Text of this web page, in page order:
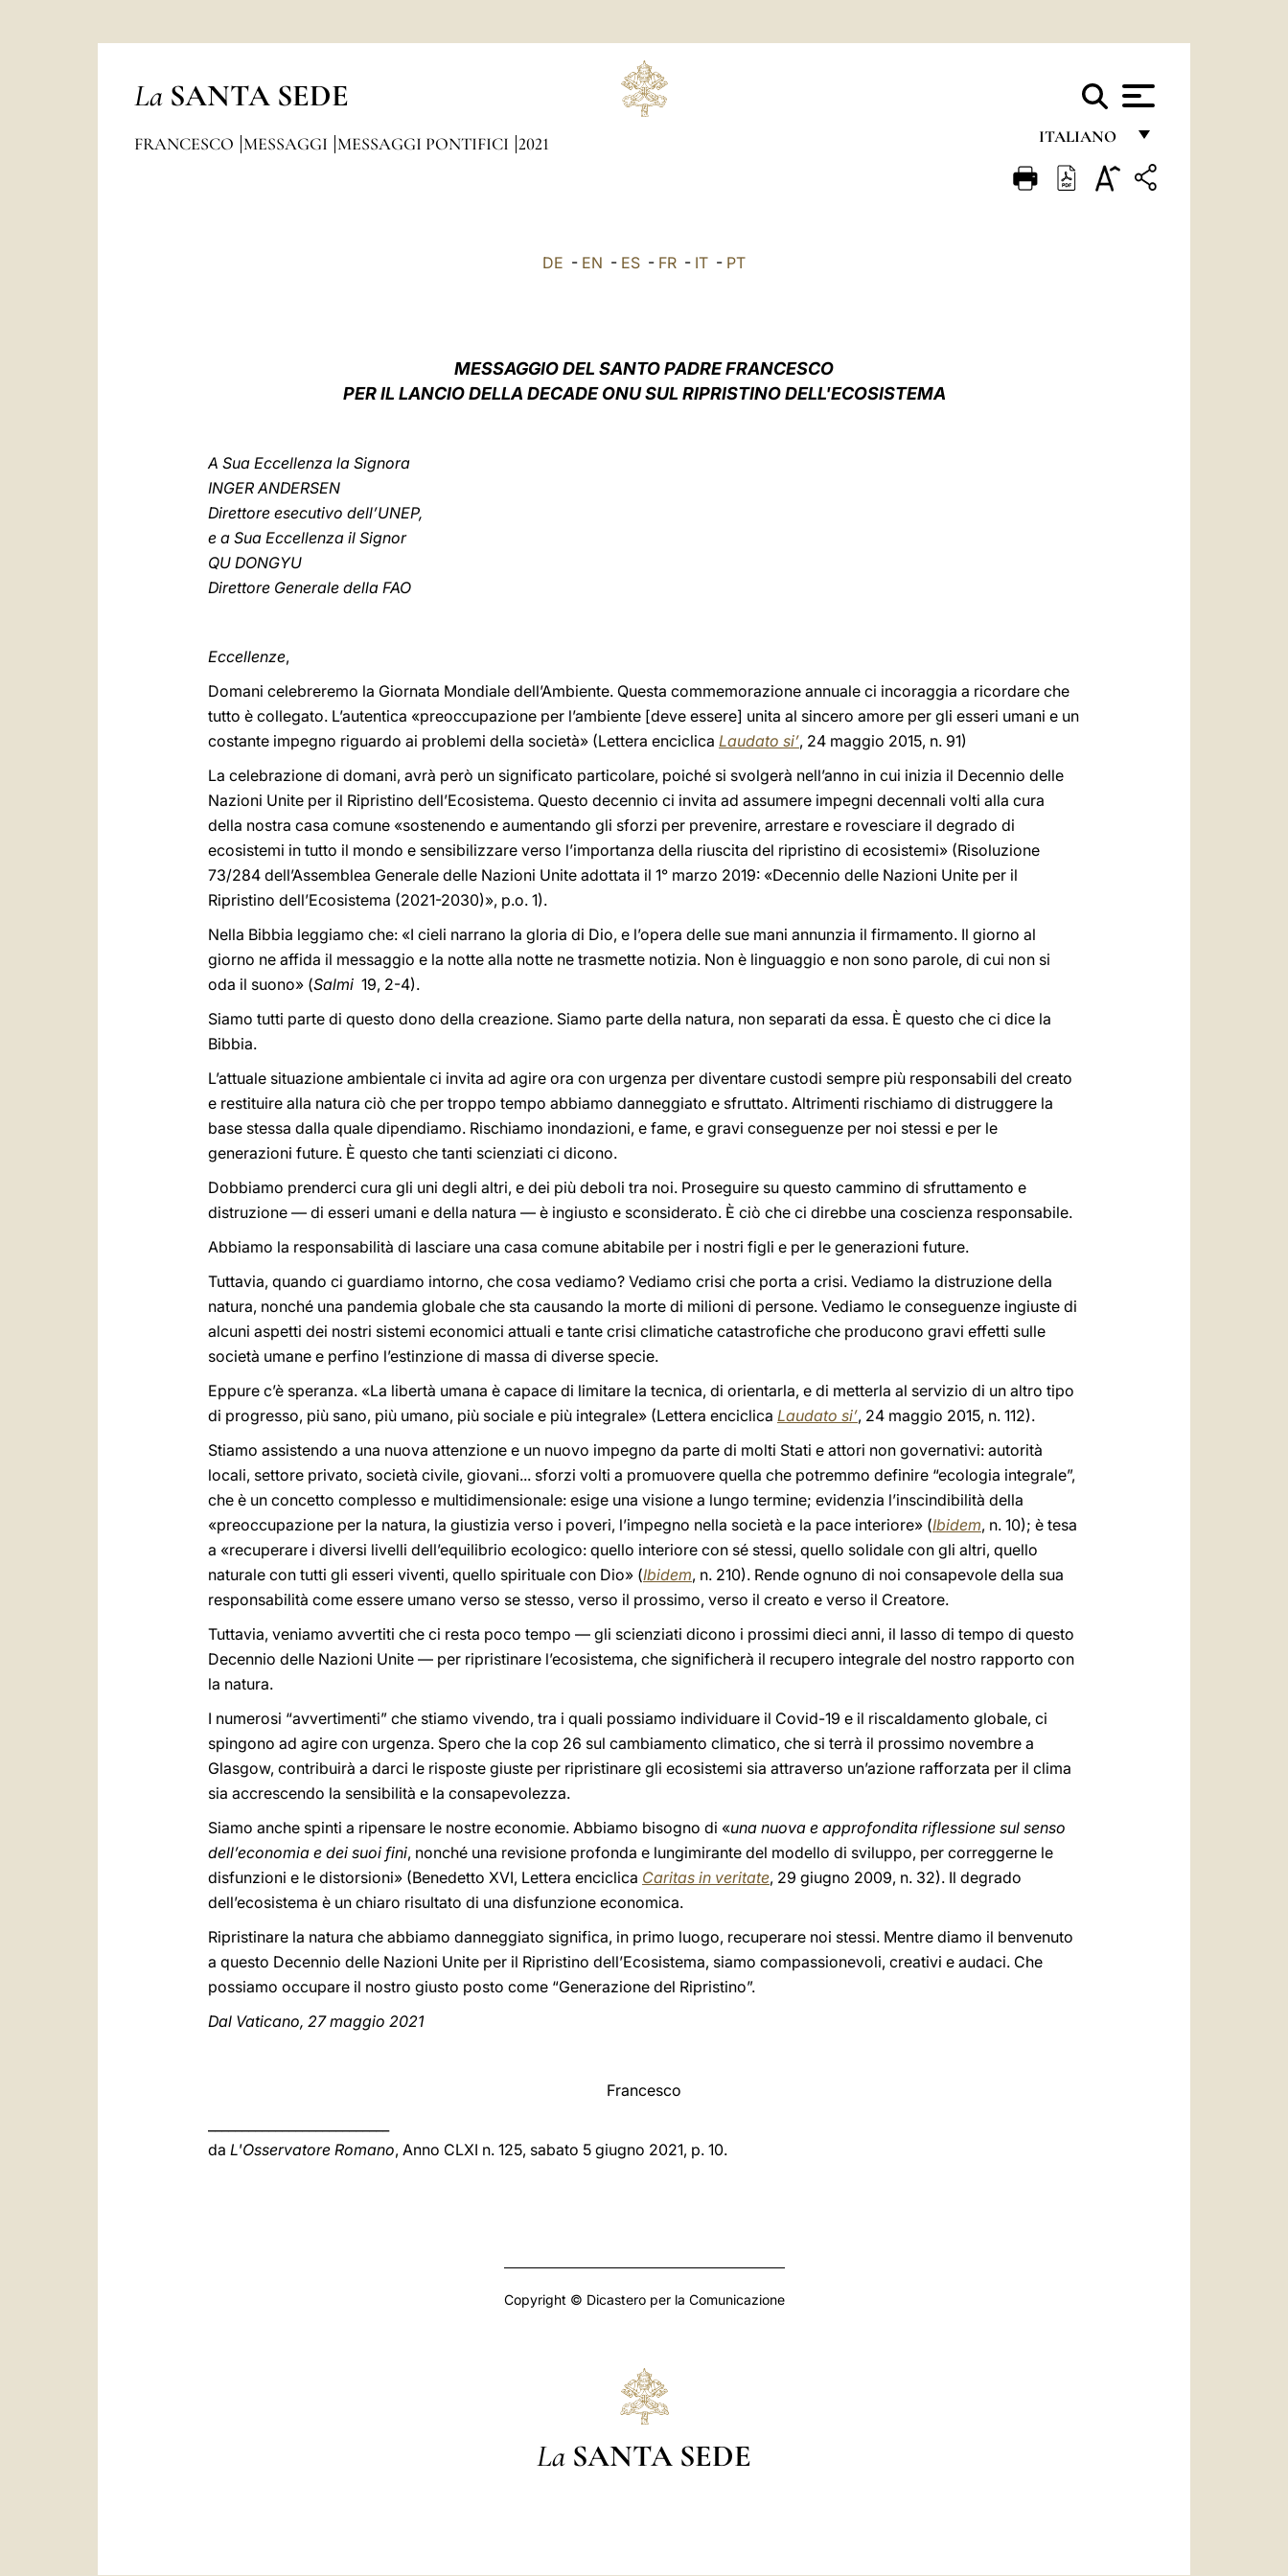
La SANTA SEDE
ITALIANO
FRANÇAIS
FRANCESCO MESSAGGI MESSAGGI PONTIFICI 2021
DE - EN - ES - FR - IT - PT
MESSAGGIO DEL SANTO PADRE FRANCESCO
PER IL LANCIO DELLA DECADE ONU SUL RIPRISTINO DELL'ECOSISTEMA
A Sua Eccellenza la Signora
INGER ANDERSEN
Direttore esecutivo dell’UNEP,
e a Sua Eccellenza il Signor
QU DONGYU
Direttore Generale della FAO
Eccellenze,
Domani celebreremo la Giornata Mondiale dell’Ambiente. Questa commemorazione annuale ci incoraggia a ricordare che
tutto è collegato. L’autentica «preoccupazione per l’ambiente [deve essere] unita al sincero amore per gli esseri umani e un
costante impegno riguardo ai problemi della società» (Lettera enciclica Laudato si’, 24 maggio 2015, n. 91)
La celebrazione di domani, avrà però un significato particolare, poiché si svolgerà nell’anno in cui inizia il Decennio delle
Nazioni Unite per il Ripristino dell’Ecosistema. Questo decennio ci invita ad assumere impegni decennali volti alla cura
della nostra casa comune «sostenendo e aumentando gli sforzi per prevenire, arrestare e rovesciare il degrado di
ecosistemi in tutto il mondo e sensibilizzare verso l’importanza della riuscita del ripristino di ecosistemi» (Risoluzione
73/284 dell’Assemblea Generale delle Nazioni Unite adottata il 1° marzo 2019: «Decennio delle Nazioni Unite per il
Ripristino dell’Ecosistema (2021-2030)», p.o. 1).
Nella Bibbia leggiamo che: «I cieli narrano la gloria di Dio, e l’opera delle sue mani annunzia il firmamento. Il giorno al
giorno ne affida il messaggio e la notte alla notte ne trasmette notizia. Non è linguaggio e non sono parole, di cui non si
oda il suono» (Salmi 19, 2-4).
Siamo tutti parte di questo dono della creazione. Siamo parte della natura, non separati da essa. È questo che ci dice la
Bibbia.
L’attuale situazione ambientale ci invita ad agire ora con urgenza per diventare custodi sempre più responsabili del creato
e restituire alla natura ciò che per troppo tempo abbiamo danneggiato e sfruttato. Altrimenti rischiamo di distruggere la
base stessa dalla quale dipendiamo. Rischiamo inondazioni, e fame, e gravi conseguenze per noi stessi e per le
generazioni future. È questo che tanti scienziati ci dicono.
Dobbiamo prenderci cura gli uni degli altri, e dei più deboli tra noi. Proseguire su questo cammino di sfruttamento e
distruzione — di esseri umani e della natura — è ingiusto e sconsiderato. È ciò che ci direbbe una coscienza responsabile.
Abbiamo la responsabilità di lasciare una casa comune abitabile per i nostri figli e per le generazioni future.
Tuttavia, quando ci guardiamo intorno, che cosa vediamo? Vediamo crisi che porta a crisi. Vediamo la distruzione della
natura, nonché una pandemia globale che sta causando la morte di milioni di persone. Vediamo le conseguenze ingiuste di
alcuni aspetti dei nostri sistemi economici attuali e tante crisi climatiche catastrofiche che producono gravi effetti sulle
società umane e perfino l’estinzione di massa di diverse specie.
Eppure c’è speranza. «La libertà umana è capace di limitare la tecnica, di orientarla, e di metterla al servizio di un altro tipo
di progresso, più sano, più umano, più sociale e più integrale» (Lettera enciclica Laudato si’, 24 maggio 2015, n. 112).
Stiamo assistendo a una nuova attenzione e un nuovo impegno da parte di molti Stati e attori non governativi: autorità
locali, settore privato, società civile, giovani... sforzi volti a promuovere quella che potremmo definire “ecologia integrale”,
che è un concetto complesso e multidimensionale: esige una visione a lungo termine; evidenzia l’inscindibilità della
«preoccupazione per la natura, la giustizia verso i poveri, l’impegno nella società e la pace interiore» (Ibidem, n. 10); è tesa
a «recuperare i diversi livelli dell’equilibrio ecologico: quello interiore con sé stessi, quello solidale con gli altri, quello
naturale con tutti gli esseri viventi, quello spirituale con Dio» (Ibidem, n. 210). Rende ognuno di noi consapevole della sua
responsabilità come essere umano verso se stesso, verso il prossimo, verso il creato e verso il Creatore.
Tuttavia, veniamo avvertiti che ci resta poco tempo — gli scienziati dicono i prossimi dieci anni, il lasso di tempo di questo
Decennio delle Nazioni Unite — per ripristinare l’ecosistema, che significherà il recupero integrale del nostro rapporto con
la natura.
I numerosi “avvertimenti” che stiamo vivendo, tra i quali possiamo individuare il Covid-19 e il riscaldamento globale, ci
spingono ad agire con urgenza. Spero che la cop 26 sul cambiamento climatico, che si terrà il prossimo novembre a
Glasgow, contribuirà a darci le risposte giuste per ripristinare gli ecosistemi sia attraverso un’azione rafforzata per il clima
sia accrescendo la sensibilità e la consapevolezza.
Siamo anche spinti a ripensare le nostre economie. Abbiamo bisogno di «una nuova e approfondita riflessione sul senso
dell’economia e dei suoi fini, nonché una revisione profonda e lungimirante del modello di sviluppo, per correggerne le
disfunzioni e le distorsioni» (Benedetto XVI, Lettera enciclica Caritas in veritate, 29 giugno 2009, n. 32). Il degrado
dell’ecosistema è un chiaro risultato di una disfunzione economica.
Ripristinare la natura che abbiamo danneggiato significa, in primo luogo, recuperare noi stessi. Mentre diamo il benvenuto
a questo Decennio delle Nazioni Unite per il Ripristino dell’Ecosistema, siamo compassionevoli, creativi e audaci. Che
possiamo occupare il nostro giusto posto come “Generazione del Ripristino”.
Dal Vaticano, 27 maggio 2021
Francesco
da L'Osservatore Romano, Anno CLXI n. 125, sabato 5 giugno 2021, p. 10.
Copyright © Dicastero per la Comunicazione
La SANTA SEDE